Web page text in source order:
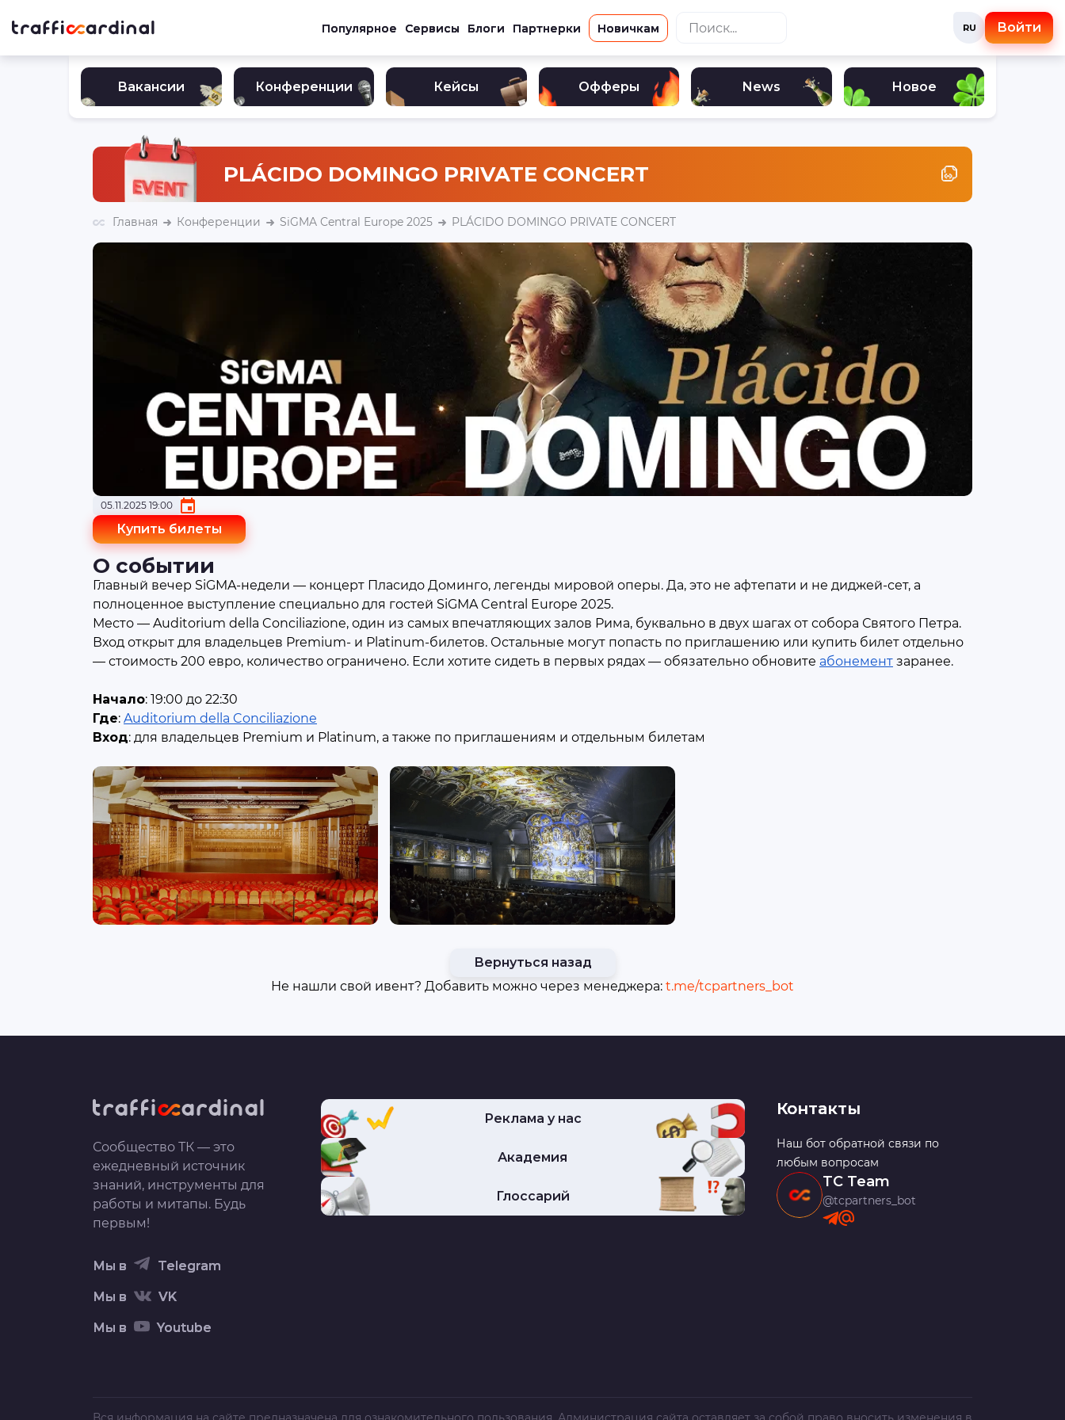
Популярное Сервисы Блоги Партнерки Новичкам RU Войти
Вакансии Конференции Кейсы Офферы News Новое
PLÁCIDO DOMINGO PRIVATE CONCERT
Главная Конференции SiGMA Central Europe 2025 PLÁCIDO DOMINGO PRIVATE CONCERT
05.11.2025 19:00
Купить билеты
О событии
Главный вечер SiGMA-недели — концерт Пласидо Доминго, легенды мировой оперы. Да, это не афтепати и не диджей-сет, а
полноценное выступление специально для гостей SiGMA Central Europe 2025.
Место — Auditorium della Conciliazione, один из самых впечатляющих залов Рима, буквально в двух шагах от собора Святого Петра.
Вход открыт для владельцев Premium- и Platinum-билетов. Остальные могут попасть по приглашению или купить билет отдельно
— стоимость 200 евро, количество ограничено. Если хотите сидеть в первых рядах — обязательно обновите абонемент заранее.
Начало: 19:00 до 22:30
Где: Auditorium della Conciliazione
Вход: для владельцев Premium и Platinum, а также по приглашениям и отдельным билетам
Вернуться назад
Не нашли свой ивент? Добавить можно через менеджера: t.me/tcpartners_bot
Сообщество ТК — это
ежедневный источник
знаний, инструменты для
работы и митапы. Будь
первым!
Мы в Telegram
Мы в VK
Мы в Youtube
Реклама у нас
Академия
Глоссарий
Контакты
Наш бот обратной связи по
любым вопросам
TC Team
@tcpartners_bot